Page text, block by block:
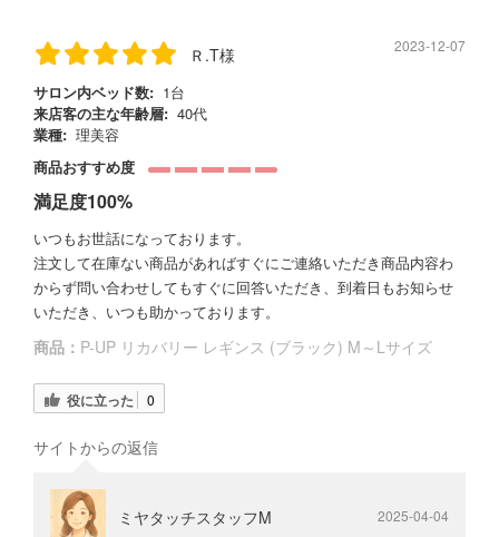
Ｒ.T様 2023-12-07
サロン内ベッド数: 1台
来店客の主な年齢層: 40代
業種: 理美容
商品おすすめ度
満足度100%
いつもお世話になっております。
注文して在庫ない商品があればすぐにご連絡いただき商品内容わ
からず問い合わせしてもすぐに回答いただき、到着日もお知らせ
いただき、いつも助かっております。
商品： P-UP リカバリー レギンス (ブラック) M～Lサイズ
役に立った 0
サイトからの返信
ミヤタッチスタッフM 2025-04-04